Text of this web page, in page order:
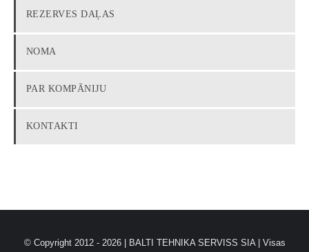
REZERVES DAĻAS
NOMA
PAR KOMPĀNIJU
KONTAKTI
© Copyright 2012 - 2026 | BALTI TEHNIKA SERVISS SIA| Visas